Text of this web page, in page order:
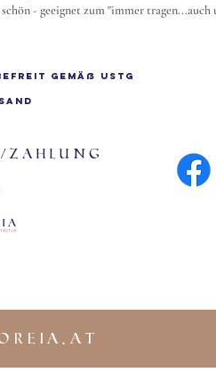
schön - geeignet zum "immer tragen...auch
gemäß UStG
Zahlung